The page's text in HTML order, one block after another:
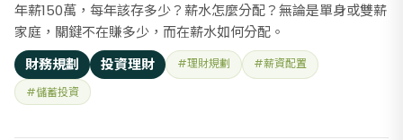
年薪150萬，每年該存多少？薪水怎麼分配？無論是單身或雙薪
家庭，關鍵不在賺多少，而在薪水如何分配。
財務規劃
投資理財 #理財規劃
#薪資配置
#儲蓄投資